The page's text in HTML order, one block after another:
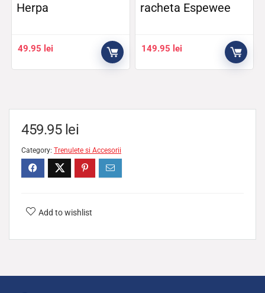
Herpa
49.95 lei
racheta Espewee
149.95 lei
459.95 lei
Category: Trenulete si Accesorii
Add to wishlist